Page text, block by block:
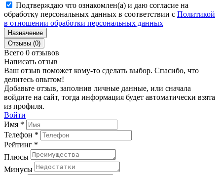
Подтверждаю что ознакомлен(а) и даю согласие на
обработку персональных данных в соответствии с Политикой
в отношении обработки персональных данных
Назначение
Отзывы (0)
Всего 0 отзывов
Написать отзыв
Ваш отзыв поможет кому-то сделать выбор. Спасибо, что
делитесь опытом!
Добавьте отзыв, заполнив личные данные, или сначала
войдите на сайт, тогда информация будет автоматически взята
из профиля.
Войти
Имя *
Телефон *
Рейтинг *
Плюсы
Минусы